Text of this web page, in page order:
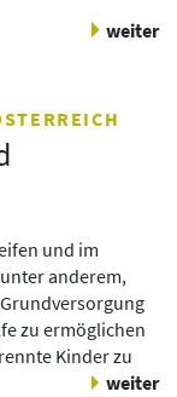
weiter
und im
anderem,
zu ermöglichen
Kinder zu
weiter